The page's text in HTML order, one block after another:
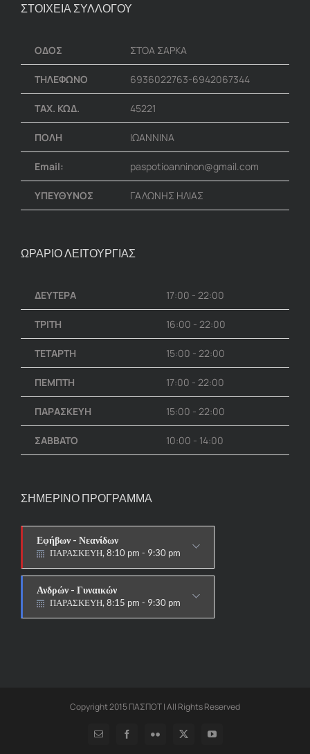
ΣΤΟΙΧΕΙΑ ΣΥΛΛΟΓΟΥ
ΟΔΟΣ ΣΤΟΑ ΣΑΡΚΑ
ΤΗΛΕΦΩΝΟ 6936022763-6942067344
ΤΑΧ. ΚΩΔ. 45221
ΠΟΛΗ ΙΩΑΝΝΙΝΑ
Email: paspotioanninon@gmail.com
ΥΠΕΥΘΥΝΟΣ ΓΑΛΩΝΗΣ ΗΛΙΑΣ
ΩΡΑΡΙΟ ΛΕΙΤΟΥΡΓΙΑΣ
ΔΕΥΤΕΡΑ 17:00 - 22:00
ΤΡΙΤΗ 16:00 - 22:00
ΤΕΤΑΡΤΗ 15:00 - 22:00
ΠΕΜΠΤΗ 17:00 - 22:00
ΠΑΡΑΣΚΕΥΗ 15:00 - 22:00
ΣΑΒΒΑΤΟ 10:00 - 14:00
ΣΗΜΕΡΙΝΟ ΠΡΟΓΡΑΜΜΑ
Εφήβων - Νεανίδων
ΠΑΡΑΣΚΕΥΗ, 8:10 pm - 9:30 pm
Ανδρών - Γυναικών
ΠΑΡΑΣΚΕΥΗ, 8:15 pm - 9:30 pm
Copyright 2015 ΠΑΣΠΟΤ | All Rights Reserved
Email FacebookFlickr X YouTube